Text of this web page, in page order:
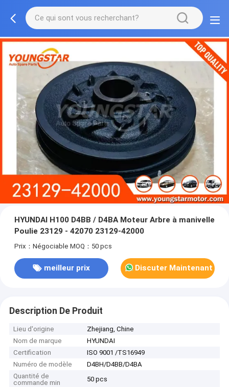
HYUNDAI H100 D4BB / D4BA Moteur Arbre à manivelle
Poulie 23129 - 42070 23129-42000
Prix：Négociable MOQ：50 pcs
meilleur prix Discuter Maintenant
Description De Produit
Lieu d'origine
Zhejiang, Chine
Nom de marque
HYUNDAI
Certification
ISO 9001 /TS16949
Numéro de modèle
D4BH/D4BB/D4BA
Quantité de
commande min
50 pcs